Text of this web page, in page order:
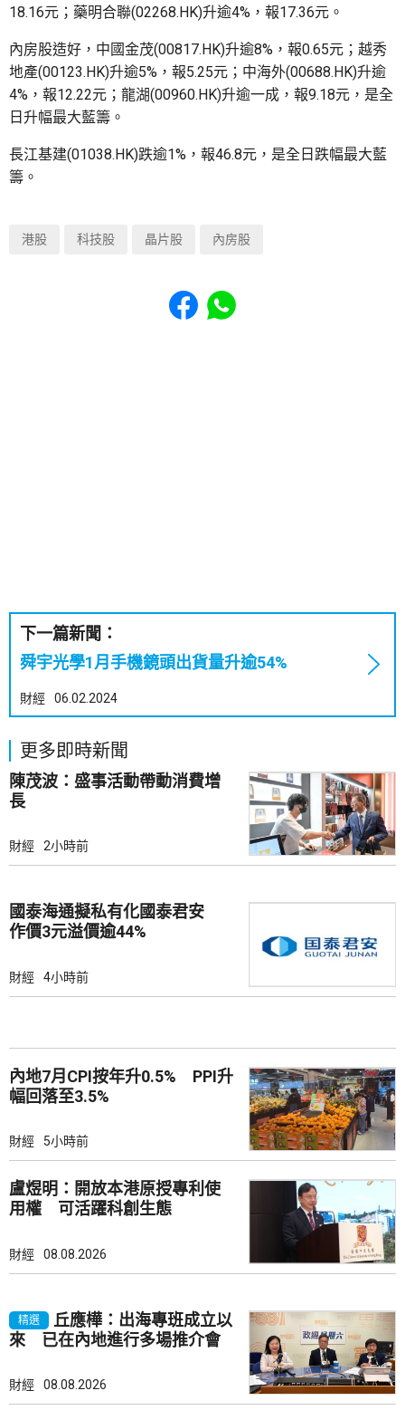
18.16元；藥明合聯(02268.HK)升逾4%，報17.36元。
內房股造好，中國金茂(00817.HK)升逾8%，報0.65元；越秀
地產(00123.HK)升逾5%，報5.25元；中海外(00688.HK)升逾
4%，報12.22元；龍湖(00960.HK)升逾一成，報9.18元，是全
日升幅最大藍籌。
長江基建(01038.HK)跌逾1%，報46.8元，是全日跌幅最大藍
籌。
港股 科技股 晶片股 內房股
Share to Facebook
Share to WhatsApp
下一篇新聞：
舜宇光學1月手機鏡頭出貨量升逾54%
財經 06.02.2024
更多即時新聞
陳茂波：盛事活動帶動消費增
長
財經 2小時前
國泰海通擬私有化國泰君安
作價3元溢價逾44%
財經 4小時前
內地7月CPI按年升0.5% PPI升
幅回落至3.5%
財經 5小時前
盧煜明：開放本港原授專利使
用權 可活躍科創生態
財經 08.08.2026
精選
丘應樺：出海專班成立以
來 已在內地進行多場推介會
財經 08.08.2026